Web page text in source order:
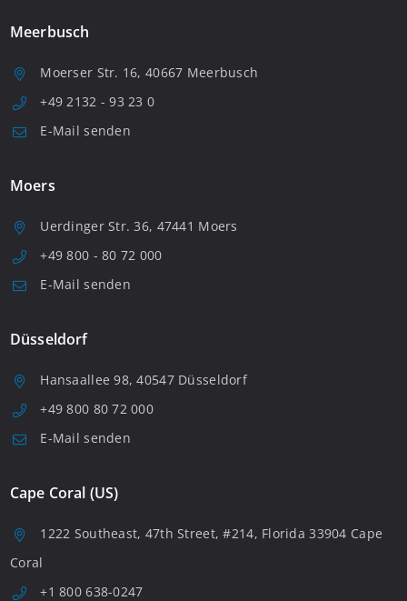
Meerbusch
Moerser Str. 16, 40667 Meerbusch
+49 2132 - 93 23 0
E-Mail senden
Moers
Uerdinger Str. 36, 47441 Moers
+49 800 - 80 72 000
E-Mail senden
Düsseldorf
Hansaallee 98, 40547 Düsseldorf
+49 800 80 72 000
E-Mail senden
Cape Coral (US)
1222 Southeast, 47th Street, #214, Florida 33904 Cape
Coral
+1 800 638-0247